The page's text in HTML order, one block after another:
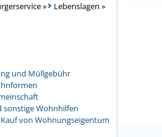
» Lebenslagen »
und Müllgebühr
sonstige Wohnhilfen
von Wohnungseigentum